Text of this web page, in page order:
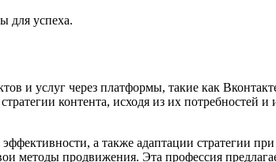
для успеха.
и услуг через платформы, такие как
контента, исходя из их потребностей
а также адаптации стратегии
методы продвижения. Эта профессия